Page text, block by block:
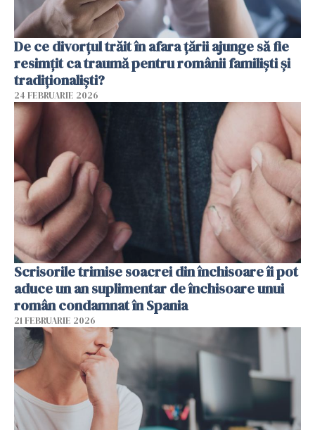
De ce divorțul trăit în afara țării ajunge să fie
resimțit ca traumă pentru românii familiști și
tradiționaliști?
24 FEBRUARIE 2026
Scrisorile trimise soacrei din închisoare îi pot
aduce un an suplimentar de închisoare unui
român condamnat în Spania
21 FEBRUARIE 2026